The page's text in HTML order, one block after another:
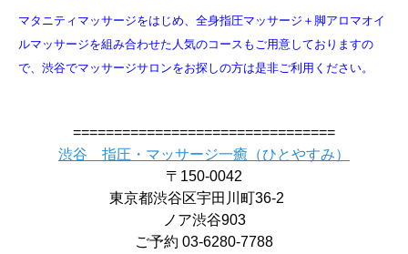
マタニティマッサージをはじめ、全身指圧マッサージ＋脚アロマオイ
ルマッサージを組み合わせた人気のコースもご用意しておりますの
で、 渋谷でマッサージサロンをお探しの方は是非ご利用ください。
================================
渋谷 指圧・マッサージ一癒（ひとやすみ）
〒150-0042
東京都渋谷区宇田川町36-2
ノア渋谷903
ご予約 03-6280-7788